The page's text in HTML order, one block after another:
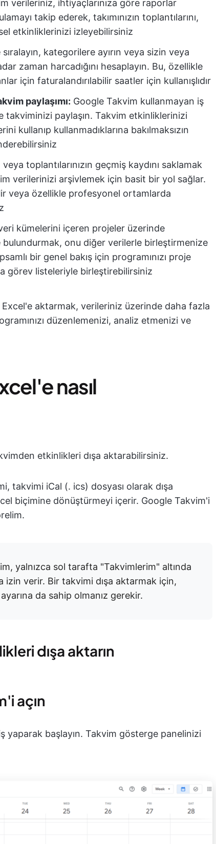
verileriniz, ihtiyaçlarınıza göre raporlar
takip ederek, takımınızın toplantılarını,
etkinliklerinizi izleyebilirsiniz
kategorilere ayırın veya sizin veya
zaman harcadığını hesaplayın. Bu, özellikle
için faturalandırılabilir saatler için kullanışlıdır
paylaşımı: Google Takvim kullanmayan iş
takviminizi paylaşın. Takvim etkinliklerinizi
kullanıp kullanmadıklarına bakılmaksızın
toplantılarınızın geçmiş kaydını saklamak
verilerinizi arşivlemek için basit bir yol sağlar.
veya özellikle profesyonel ortamlarda
kümelerini içeren projeler üzerinde
bulundurmak, onu diğer verilerle birleştirmenize
bir genel bakış için programınızı proje
görev listeleriyle birleştirebilirsiniz
Excel'e aktarmak, verileriniz üzerinde daha fazla
düzenlemenizi, analiz etmenizi ve
nasıl
etkinlikleri dışa aktarabilirsiniz.
takvimi iCal (. ics) dosyası olarak dışa
biçimine dönüştürmeyi içerir. Google Takvim'i
yalnızca sol tarafta "Takvimlerim" altında
izin verir. Bir takvimi dışa aktarmak için,
da sahip olmanız gerekir.
dışa aktarın
açın
yaparak başlayın. Takvim gösterge panelinizi